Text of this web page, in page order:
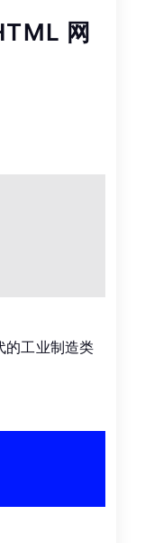
网
的工业制造类